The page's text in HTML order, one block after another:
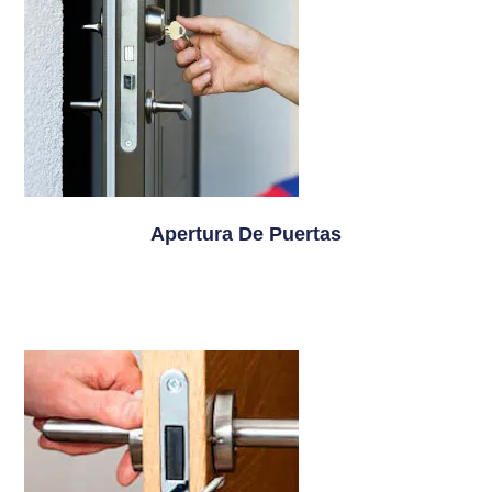
Apertura De Puertas